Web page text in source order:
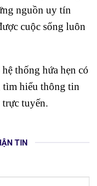
nguồn uy tín
cuộc sống luôn
thống hứa hẹn có
tìm hiểu thông tin
trực tuyến.
TIN